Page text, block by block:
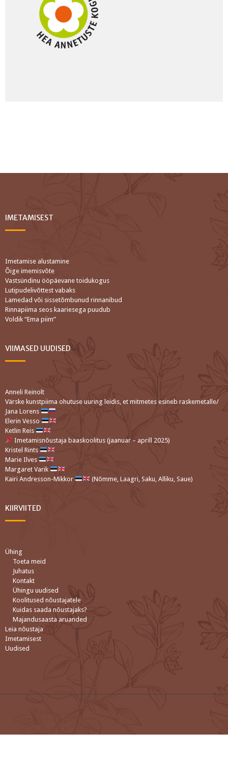
IMETAMISEST
Imetamise alustamine
Õige imemisvõte
Vastsündinu ööpäevane toidukogus
Lutipudelivõttest vabaks
Lamedad või sissetõmbunud rinnanibud
Rinnapiima seos kaariesega puudub
Voldik “Ema piim”
VIIMASED UUDISED
Anneli Reinolt
Värske kunstpiima ohutuse uuring leidis, et mitmetes esineb raskemetalle/
Jana Lorens
Elerin Vesso
Ketlin Reis
Imetamisnõustaja baaskoolitus (jaanuar – aprill 2025)
Kristel Rints
Marie Ilves
Margaret Varik
Kairi Andresson-Mikkor
(Nõmme, Laagri, Saku, Alliku, Saue)
KIIRVIITED
Ühing
Toeta meid
Juhatus
Kontakt
Ühingu uudised
Koolitused nõustajatele
Kuidas saada nõustajaks?
Majandusaasta aruanded
Leia nõustaja
Imetamisest
Uudised